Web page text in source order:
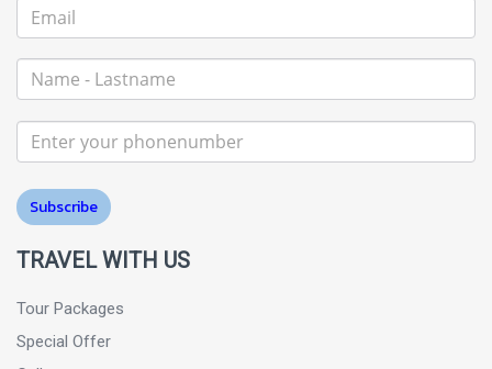
Subscribe
TRAVEL WITH US
Tour Packages
Special Offer